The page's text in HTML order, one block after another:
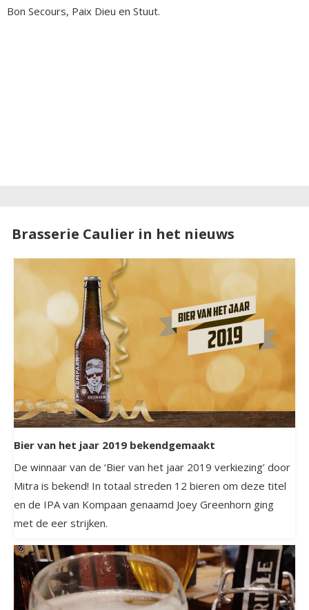
Bon Secours, Paix Dieu en Stuut.
Brasserie Caulier in het nieuws
Bier van het jaar 2019 bekendgemaakt
De winnaar van de ‘Bier van het jaar 2019 verkiezing’ door
Mitra is bekend! In totaal streden 12 bieren om deze titel
en de IPA van Kompaan genaamd Joey Greenhorn ging
met de eer strijken.